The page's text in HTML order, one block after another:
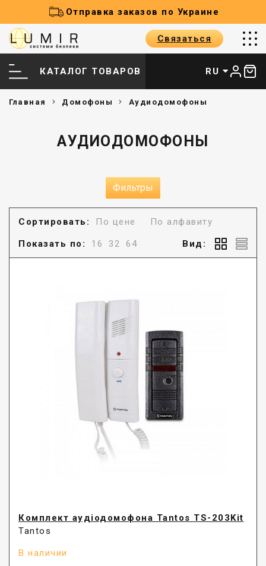
Отправка заказов по Украине
Связаться
КАТАЛОГ ТОВАРОВ RU
Главная Домофоны Аудиодомофоны
АУДИОДОМОФОНЫ
Фильтры
Сортировать: По цене По алфавиту
Показать по: 16 32 64 Вид:
Комплект аудіодомофона Tantos TS-203Kit
Tantos
В наличии